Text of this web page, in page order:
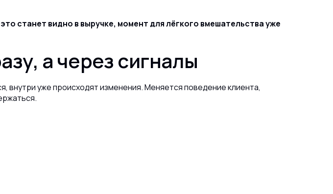
станет видно в выручке, момент для лёгкого вмешательства уже
а через сигналы
внутри уже происходят изменения. Меняется поведение клиента,